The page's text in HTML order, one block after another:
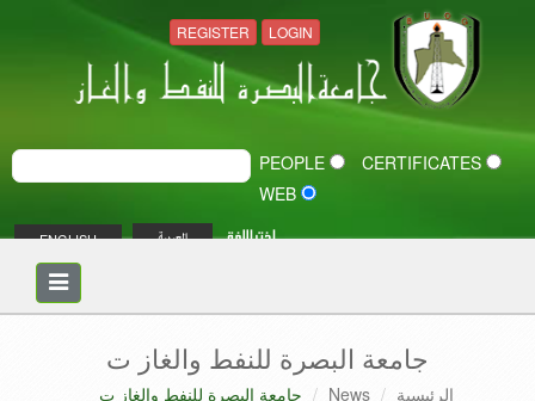
LOGIN
REGISTER
اختر اللغة العربية ENGLISH
Toggle
navigation
جامعة البصرة للنفط والغاز ت
الرئيسية News جامعة البصرة للنفط والغاز ت